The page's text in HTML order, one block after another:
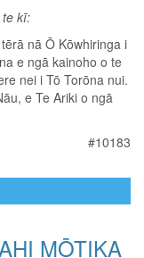
te kī:
nā Ō Kōwhiringa i
e ngā kainoho o te
nei i Tō Torōna nui.
e Te Ariki o ngā
#10183
MŌTIKA